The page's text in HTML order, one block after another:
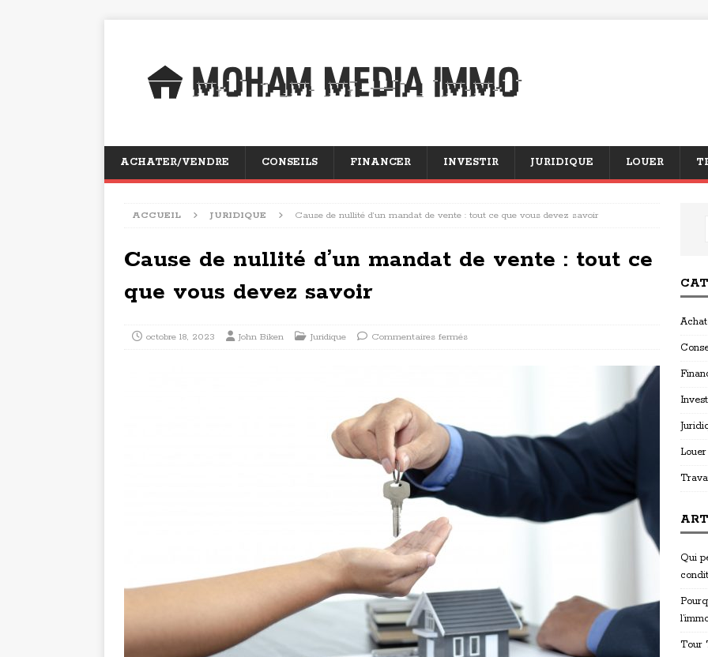
ACHATER/VENDRE CONSEILS FINANCER INVESTIR JURIDIQUE LOUER
ACCUEIL JURIDIQUE Cause de nullité d’un mandat de vente : tout ce que vous devez savoir
Cause de nullité d’un mandat de vente : tout ce
que vous devez savoir
octobre 18, 2023 John Biken Juridique Commentaires fermés
Louer
Qui
Tour